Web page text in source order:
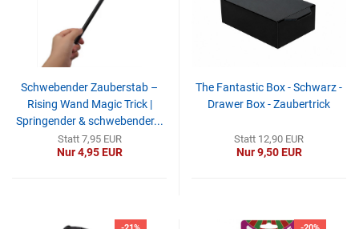
Schwebender Zauberstab –
Rising Wand Magic Trick |
Springender & schwebender...
Statt 7,95 EUR
Nur 4,95 EUR
The Fantastic Box - Schwarz -
Drawer Box - Zaubertrick
Statt 12,90 EUR
Nur 9,50 EUR